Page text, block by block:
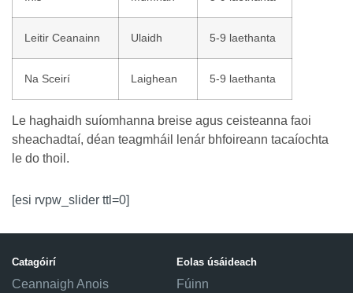
Leitir Ceanainn Ulaidh 5-9 laethanta
Na Sceirí Laighean 5-9 laethanta
Le haghaidh suíomhanna breise agus ceisteanna faoi
sheachadtaí, déan teagmháil lenár bhfoireann tacaíochta
le do thoil.
[esi rvpw_slider ttl=0]
Catagóirí
Ceannaigh Anois
Eolas úsáideach
Fúinn